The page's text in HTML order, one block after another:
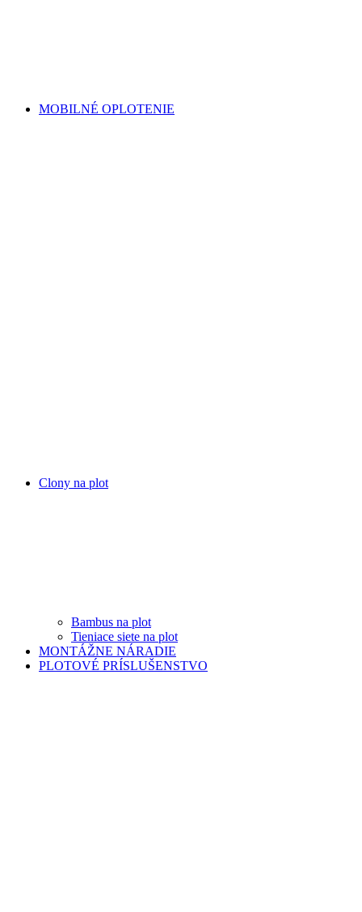
MOBILNÉ OPLOTENIE
Clony na plot
Bambus na plot
Tieniace siete na plot
MONTÁŽNE NÁRADIE
PLOTOVÉ PRÍSLUŠENSTVO